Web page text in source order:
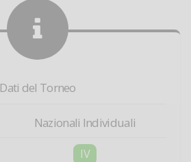
Dati del Torneo
Nazionali Individuali
IV